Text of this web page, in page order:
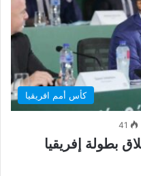
كأس أمم افريقيا
41
بطولة إفريقيا